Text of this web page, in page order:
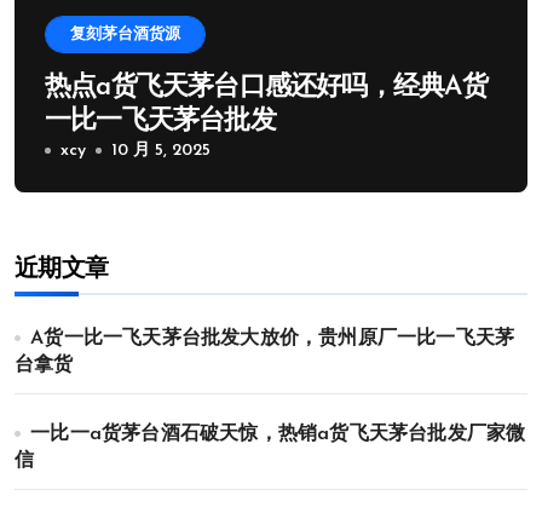
复刻茅台酒货源
热点a货飞天茅台口感还好吗，经典A货
一比一飞天茅台批发
xcy 10 月 5, 2025
近期文章
A货一比一飞天茅台批发大放价，贵州原厂一比一飞天茅
台拿货
一比一a货茅台酒石破天惊，热销a货飞天茅台批发厂家微
信